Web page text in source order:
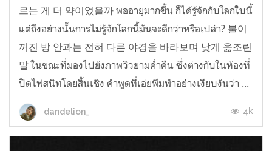
르는 게 더 약이었을까 พออายุมากขึ้น ก็ได้รู้จักกับโลกใบนี้
แต่ถึงอย่างนั้นการไม่รู้จักโลกนี้มันจะดีกว่าหรือเปล่า? 불이
꺼진 방 안과는 전혀 다른 야경을 바라보며 낮게 읊조린
말 ในขณะที่มองไปยังภาพวิวยามค่ำคืน ซึ่งต่างกับในห้องที่
ปิดไฟสนิทโดยสิ้นเชิง คำพูดที่เอ่ยพึมพำอย่างเงียบงันว่า ...
dandelion_ 4k